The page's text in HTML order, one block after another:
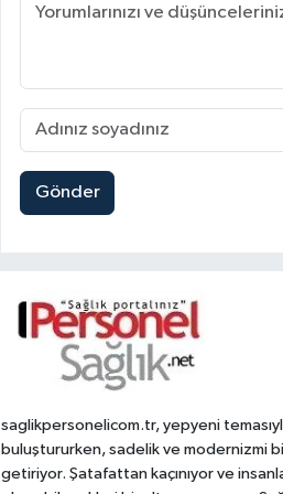
Gönder
saglikpersonelicom.tr, yepyeni
buluştururken, sadelik ve modernizmi
getiriyor. Şatafattan kaçınıyor ve